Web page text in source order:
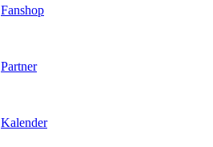
Fanshop
Partner
Kalender